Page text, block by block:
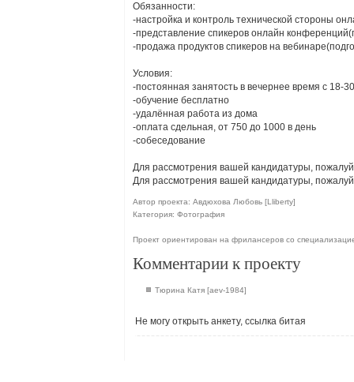
Обязанности:
-настройка и контроль технической стороны
-представление спикеров онлайн
-продажа продуктов спикеров на
Условия:
-постоянная занятость в вечернее время с 18-
-обучение бесплатно
-удалённая работа из дома
-оплата сдельная, от 750 до 1000 в день
-собеседование
Для рассмотрения вашей кандидатуры,
Для рассмотрения вашей кандидатуры,
Автор проекта: Авдюхова Любовь [Lliberty]
Категория: Фотография
Проект ориентирован на фрилансеров со
Комментарии к проекту
Тюрина Катя [aev-1984]
Не могу открыть анкету, ссылка битая